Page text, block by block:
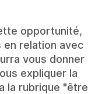
opportunité,
en relation avec
vous donner
expliquer la
la rubrique "être